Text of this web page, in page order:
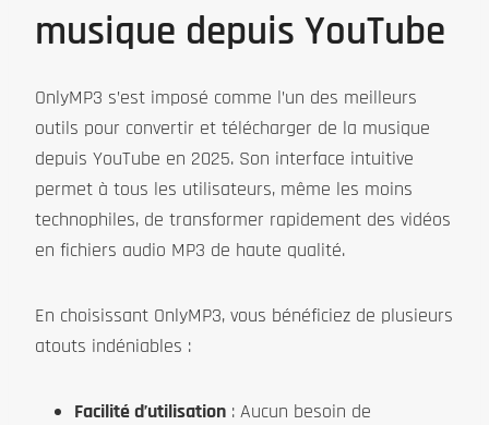
musique depuis YouTube
OnlyMP3 s’est imposé comme l’un des meilleurs
outils pour convertir et télécharger de la musique
depuis YouTube en 2025. Son interface intuitive
permet à tous les utilisateurs, même les moins
technophiles, de transformer rapidement des vidéos
en fichiers audio MP3 de haute qualité.
En choisissant OnlyMP3, vous bénéficiez de plusieurs
atouts indéniables :
Facilité d’utilisation : Aucun besoin de